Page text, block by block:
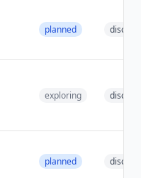
planned
exploring
planned